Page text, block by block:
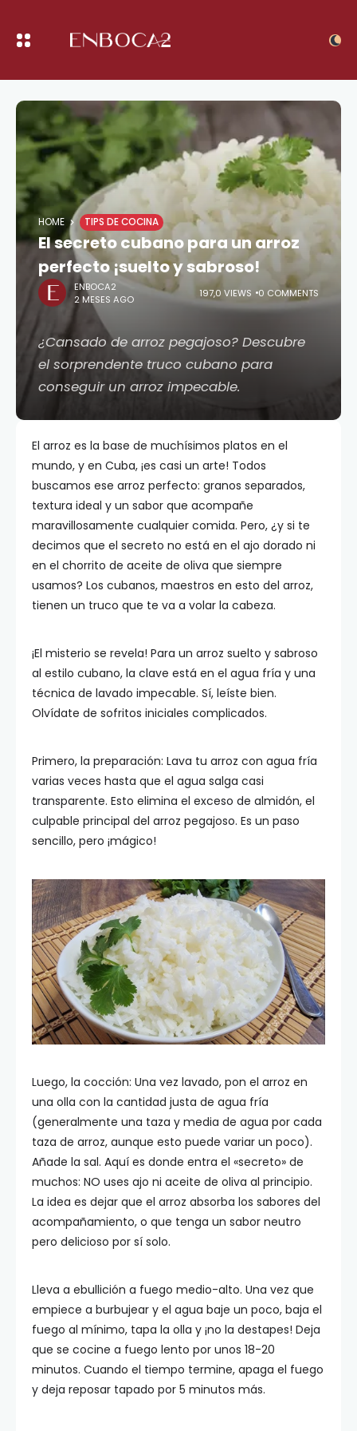
HOME TIPS DE COCINA
El secreto cubano para un arroz
perfecto ¡suelto y sabroso!
ENBOCA2
2 MESES AGO
197,0 VIEWS 0 COMMENTS
¿Cansado de arroz pegajoso? Descubre
el sorprendente truco cubano para
conseguir un arroz impecable.
El arroz es la base de muchísimos platos en el
mundo, y en Cuba, ¡es casi un arte! Todos
buscamos ese arroz perfecto: granos separados,
textura ideal y un sabor que acompañe
maravillosamente cualquier comida. Pero, ¿y si te
decimos que el secreto no está en el ajo dorado ni
en el chorrito de aceite de oliva que siempre
usamos? Los cubanos, maestros en esto del arroz,
tienen un truco que te va a volar la cabeza.
¡El misterio se revela! Para un arroz suelto y sabroso
al estilo cubano, la clave está en el agua fría y una
técnica de lavado impecable. Sí, leíste bien.
Olvídate de sofritos iniciales complicados.
Primero, la preparación: Lava tu arroz con agua fría
varias veces hasta que el agua salga casi
transparente. Esto elimina el exceso de almidón, el
culpable principal del arroz pegajoso. Es un paso
sencillo, pero ¡mágico!
Luego, la cocción: Una vez lavado, pon el arroz en
una olla con la cantidad justa de agua fría
(generalmente una taza y media de agua por cada
taza de arroz, aunque esto puede variar un poco).
Añade la sal. Aquí es donde entra el «secreto» de
muchos: NO uses ajo ni aceite de oliva al principio.
La idea es dejar que el arroz absorba los sabores del
acompañamiento, o que tenga un sabor neutro
pero delicioso por sí solo.
Lleva a ebullición a fuego medio-alto. Una vez que
empiece a burbujear y el agua baje un poco, baja el
fuego al mínimo, tapa la olla y ¡no la destapes! Deja
que se cocine a fuego lento por unos 18-20
minutos. Cuando el tiempo termine, apaga el fuego
y deja reposar tapado por 5 minutos más.